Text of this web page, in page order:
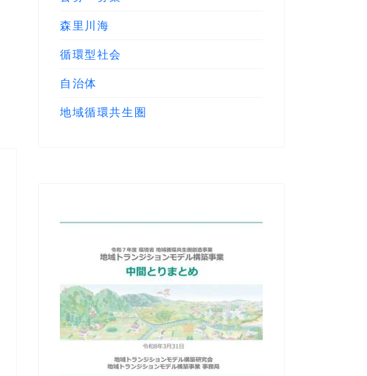
森里川海
循環型社会
自治体
地域循環共生圏